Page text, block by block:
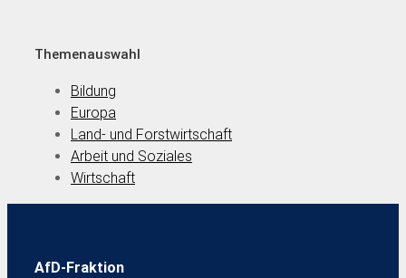
Themenauswahl
Bildung
Europa
Land- und Forstwirtschaft
Arbeit und Soziales
Wirtschaft
AfD-Fraktion